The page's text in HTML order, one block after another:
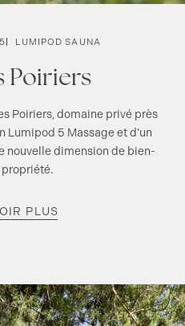
LUMIPOD SAUNA
Poiriers
Poiriers, domaine privé près
Lumipod 5 Massage et d'un
nouvelle dimension de bien-
propriété.
PLUS